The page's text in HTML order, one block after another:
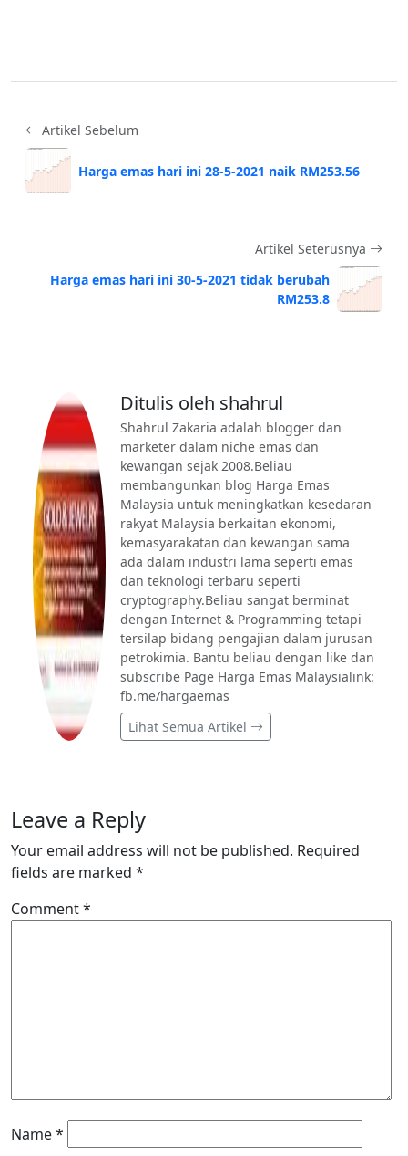
Artikel Sebelum
Harga emas hari ini 28-5-2021 naik RM253.56
Artikel Seterusnya
Harga emas hari ini 30-5-2021 tidak berubah
RM253.8
Ditulis oleh shahrul
Shahrul Zakaria adalah blogger dan
marketer dalam niche emas dan
kewangan sejak 2008.Beliau
membangunkan blog Harga Emas
Malaysia untuk meningkatkan kesedaran
rakyat Malaysia berkaitan ekonomi,
kemasyarakatan dan kewangan sama
ada dalam industri lama seperti emas
dan teknologi terbaru seperti
cryptography.Beliau sangat berminat
dengan Internet & Programming tetapi
tersilap bidang pengajian dalam jurusan
petrokimia. Bantu beliau dengan like dan
subscribe Page Harga Emas Malaysialink:
fb.me/hargaemas
Lihat Semua Artikel
Leave a Reply
Your email address will not be published. Required
fields are marked *
Comment*
Name*